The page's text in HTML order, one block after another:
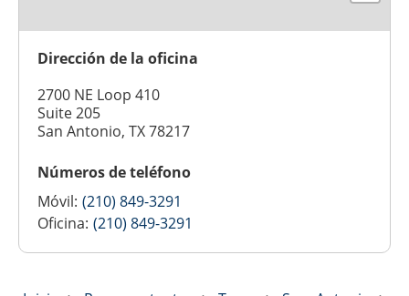
Dirección de la oficina
2700 NE Loop 410
Suite 205
San Antonio, TX 78217
Números de teléfono
Móvil: (210) 849-3291
Oficina: (210) 849-3291